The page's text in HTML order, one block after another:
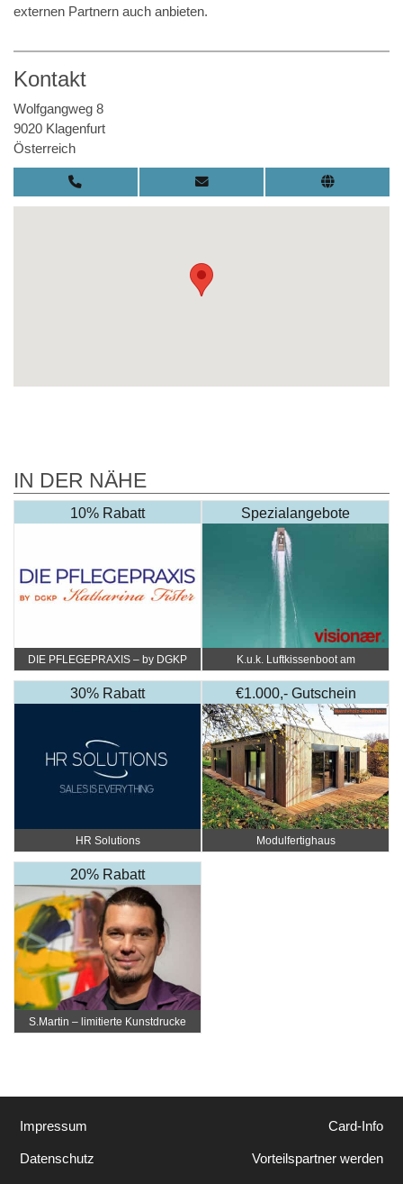
externen Partnern auch anbieten.
Kontakt
Wolfgangweg 8
9020 Klagenfurt
Österreich
IN DER NÄHE
10% Rabatt
DIE PFLEGEPRAXIS – by DGKP
Spezialangebote
K.u.k. Luftkissenboot am
30% Rabatt
HR Solutions
€1.000,- Gutschein
Modulfertighaus
20% Rabatt
S.Martin – limitierte Kunstdrucke
Impressum
Datenschutz
Card-Info
Vorteilspartner werden